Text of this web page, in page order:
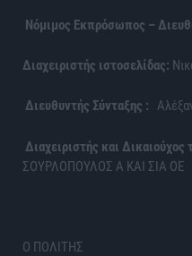
Νόμιμος Εκπρόσωπος –
Διαχειριστής ιστοσελίδας:
Διευθυντής Σύνταξης :
Διαχειριστής και Δικαιούχος
ΣΟΥΡΛΟΠΟΥΛΟΣ Α ΚΑΙ ΣΙΑ ΟΕ
Ο ΠΟΛΙΤΗΣ